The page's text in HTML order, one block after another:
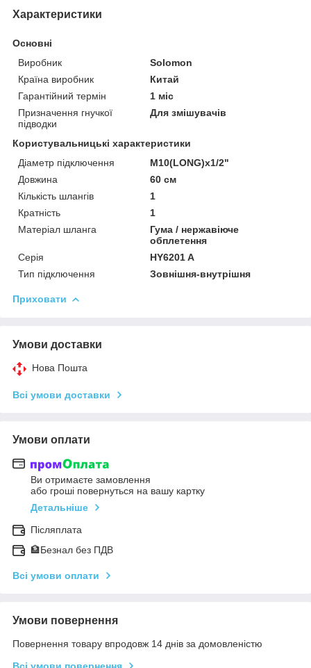
Характеристики
Основні
Виробник
Solomon
Країна виробник
Китай
Гарантійний термін
1 міс
Призначення гнучкої
підводки
Для змішувачів
Користувальницькі характеристики
Діаметр підключення
M10(LONG)x1/2"
Довжина
60 см
Кількість шлангів
1
Кратність
1
Матеріал шланга
Гума / нержавіюче
обплетення
Серія
HY6201 A
Тип підключення
Зовнішня-внутрішня
Приховати
Умови доставки
Нова Пошта
Всі умови доставки
Умови оплати
Ви отримаєте замовлення
або гроші повернуться на вашу картку
Детальніше
Післяплата
🏦Безнал без ПДВ
Всі умови оплати
Умови повернення
Повернення товару впродовж 14 днів за домовленістю